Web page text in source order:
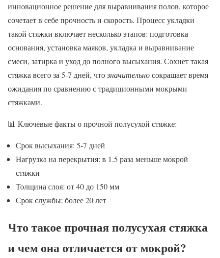
инновационное решение для выравнивания полов, которое
сочетает в себе прочность и скорость. Процесс укладки
такой стяжки включает несколько этапов: подготовка
основания, установка маяков, укладка и выравнивание
смеси, затирка и уход до полного высыхания. Сохнет такая
стяжка всего за 5-7 дней, чтозначительносокращает время
ожидания по сравнению с традиционными мокрыми
стяжками.
📊 Ключевые факты о прочной полусухой стяжке:
Срок высыхания: 5-7 дней
Нагрузка на перекрытия: в 1.5 раза меньше мокрой
стяжки
Толщина слоя: от 40 до 150 мм
Срок службы: более 20 лет
Что такое прочная полусухая стяжка
и чем она отличается от мокрой?